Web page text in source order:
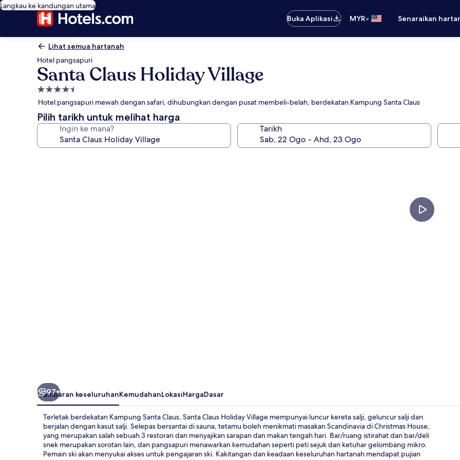
Langkau ke kandungan utama
Buka Aplikasi
MYR• Senaraikan
Lihat semua hartanah
Hotel pangsapuri
Santa Claus Holiday Village
Hartanah
4.5
bintang
Hotel pangsapuri mewah dengan safari, dihubungkan dengan pusat membeli-belah, berdekatan Kampung Santa Claus
Pilih tarikh untuk melihat harga
Ingin ke mana? Tarikh
Superior
97+
Gambaran keseluruhanKemudahanLokasiHargaDasar
Terletak berdekatan Kampung Santa Claus, Santa Claus Holiday Village mempunyai luncur kereta salji, geluncur salji dan
berjalan dengan kasut salji. Selepas bersantai di sauna, tetamu boleh menikmati masakan Scandinavia di Christmas House,
yang merupakan salah sebuah 3 restoran dan menyajikan sarapan dan makan tengah hari. Bar/ruang istirahat dan bar/deli
snek merupakan sorotan lain, dan pangsapuri menawarkan kemudahan seperti peti sejuk dan ketuhar gelombang mikro.
Pemain ski akan menyukai akses untuk pengajaran ski. Kakitangan dan keadaan keseluruhan hartanah mendapat pujian